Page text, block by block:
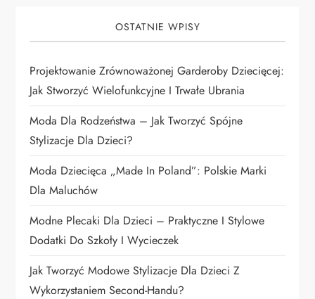
j
a
w
p
i
s
u
OSTATNIE WPISY
Projektowanie Zrównoważonej Garderoby Dziecięcej:
Jak Stworzyć Wielofunkcyjne I Trwałe Ubrania
Moda Dla Rodzeństwa – Jak Tworzyć Spójne
Stylizacje Dla Dzieci?
Moda Dziecięca „Made In Poland”: Polskie Marki
Dla Maluchów
Modne Plecaki Dla Dzieci – Praktyczne I Stylowe
Dodatki Do Szkoły I Wycieczek
Jak Tworzyć Modowe Stylizacje Dla Dzieci Z
Wykorzystaniem Second-Handu?